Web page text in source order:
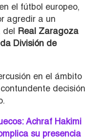
el fútbol europeo,
agredir a un
del Real Zaragoza
División de
en el ámbito
decisión
Achraf Hakimi
su presencia